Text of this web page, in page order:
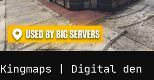
Kingmaps | Digital den